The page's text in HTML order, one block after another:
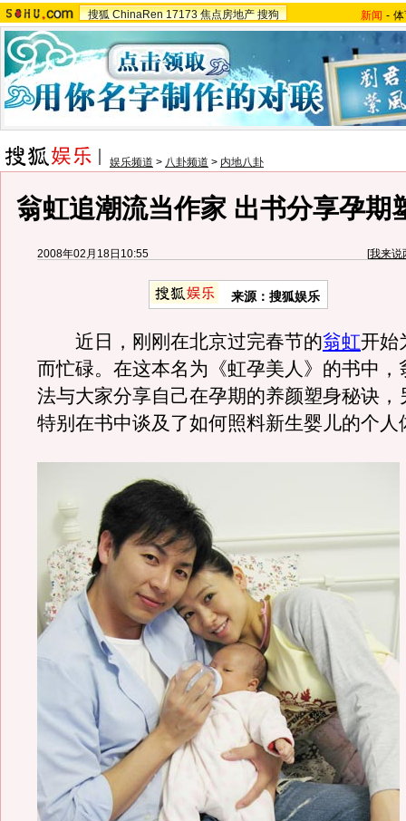
搜狐 ChinaRen 17173 焦点房地产 搜狗 新闻 -
娱乐频道 > 八卦频道 > 内地八卦
翁虹追潮流当作家 出书分享孕期
2008年02月18日10:55 [我来说
来源：搜狐娱乐
近日，刚刚在北京过完春节的翁虹开始
而忙碌。在这本名为《虹孕美人》的书中，
法与大家分享自己在孕期的养颜塑身秘诀，
特别在书中谈及了如何照料新生婴儿的个人